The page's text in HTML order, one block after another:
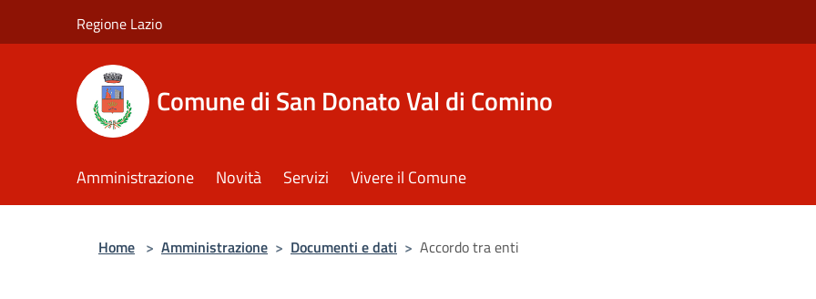
Regione Lazio
Comune di San Donato Val di Comino
Amministrazione Novità Servizi Vivere il Comune
Home > Amministrazione > Documenti e dati > Accordo tra enti